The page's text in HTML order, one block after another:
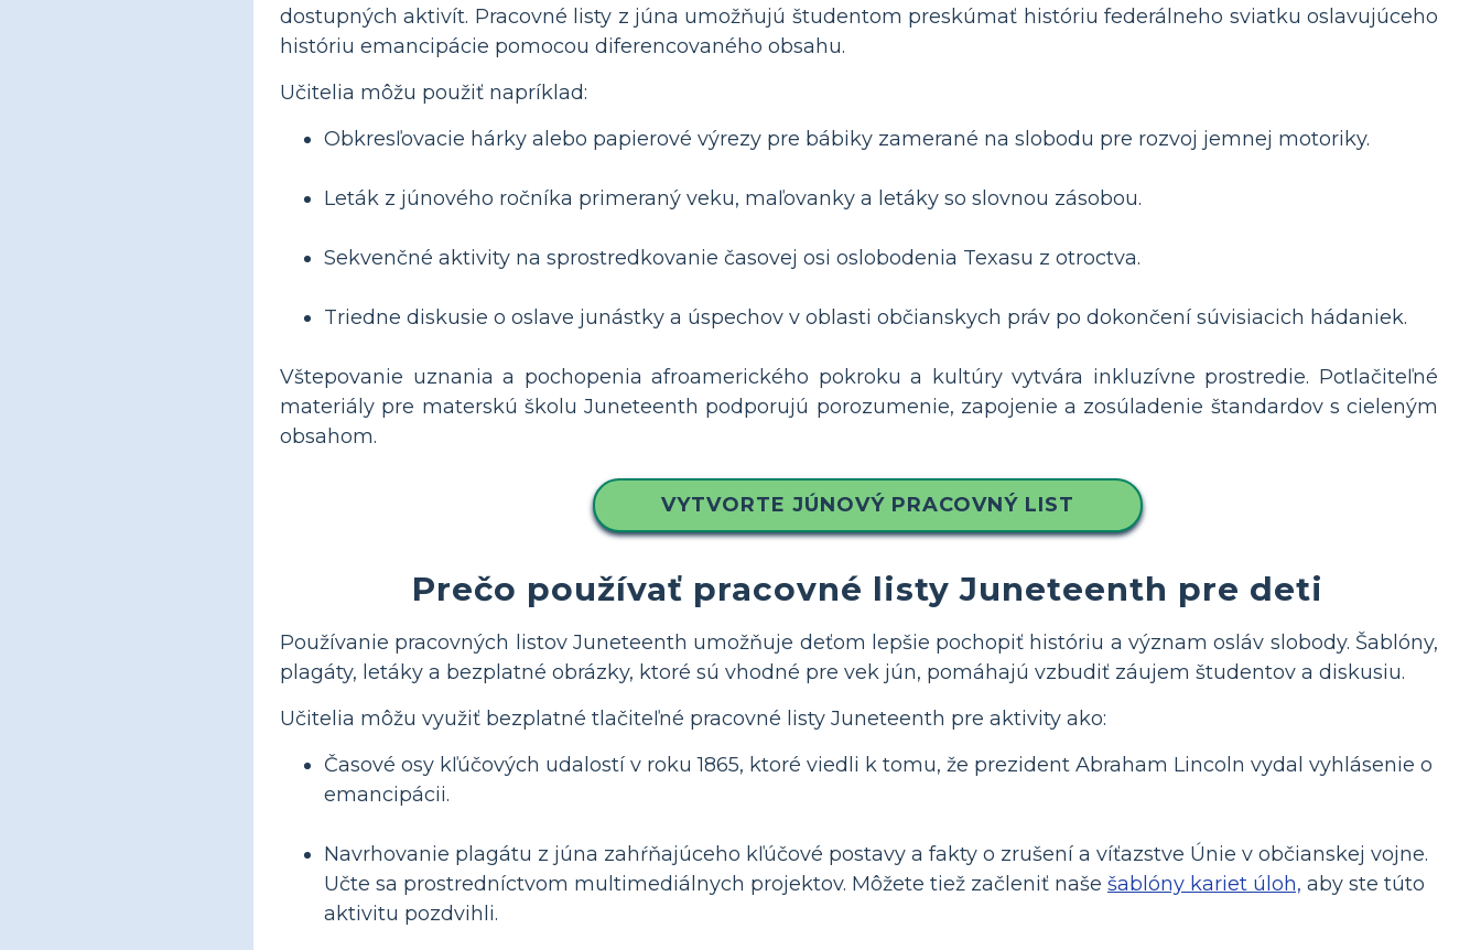
dostupných aktivít. Pracovné listy z júna umožňujú študentom preskúmať históriu federálneho sviatku oslavujúceho
históriu emancipácie pomocou diferencovaného obsahu.
Učitelia môžu použiť napríklad:
Obkresľovacie hárky alebo papierové výrezy pre bábiky zamerané na slobodu pre rozvoj jemnej motoriky.
Leták z júnového ročníka primeraný veku, maľovanky a letáky so slovnou zásobou.
Sekvenčné aktivity na sprostredkovanie časovej osi oslobodenia Texasu z otroctva.
Triedne diskusie o oslave junástky a úspechov v oblasti občianskych práv po dokončení súvisiacich hádaniek.
Vštepovanie uznania a pochopenia afroamerického pokroku a kultúry vytvára inkluzívne prostredie. Potlačiteľné
materiály pre materskú školu Juneteenth podporujú porozumenie, zapojenie a zosúladenie štandardov s cieleným
obsahom.
VYTVORTE JÚNOVÝ PRACOVNÝ LIST
Prečo používať pracovné listy Juneteenth pre deti
Používanie pracovných listov Juneteenth umožňuje deťom lepšie pochopiť históriu a význam osláv slobody. Šablóny,
plagáty, letáky a bezplatné obrázky, ktoré sú vhodné pre vek jún, pomáhajú vzbudiť záujem študentov a diskusiu.
Učitelia môžu využiť bezplatné tlačiteľné pracovné listy Juneteenth pre aktivity ako:
Časové osy kľúčových udalostí v roku 1865, ktoré viedli k tomu, že prezident Abraham Lincoln vydal vyhlásenie o
emancipácii.
Navrhovanie plagátu z júna zahŕňajúceho kľúčové postavy a fakty o zrušení a víťazstve Únie v občianskej vojne.
Učte sa prostredníctvom multimediálnych projektov. Môžete tiež začleniť naše šablóny kariet úloh, aby ste túto
aktivitu pozdvihli.